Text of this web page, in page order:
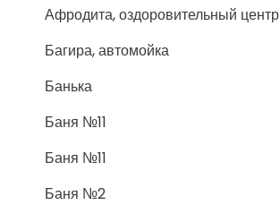
Афродита, оздоровительный центр
Багира, автомойка
Банька
Баня №11
Баня №11
Баня №2